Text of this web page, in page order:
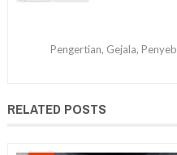
Pengertian, Gejala,
RELATED POSTS